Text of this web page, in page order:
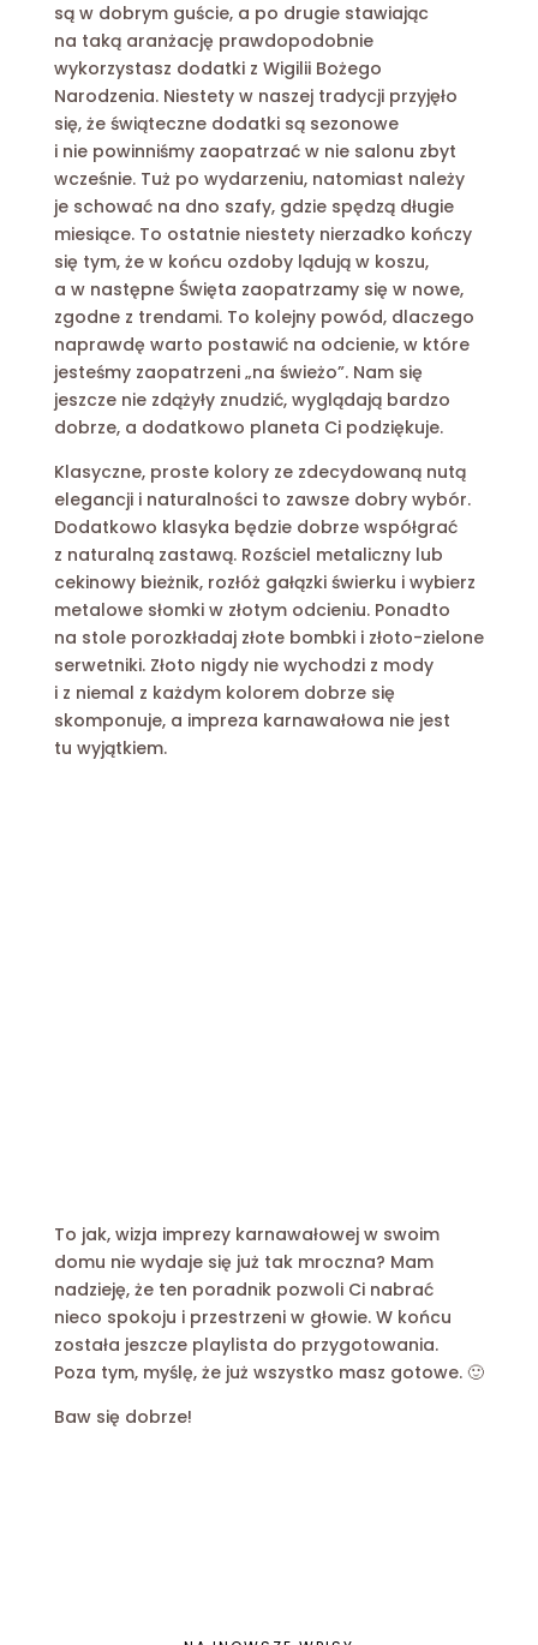
są w dobrym guście, a po drugie stawiając
na taką aranżację prawdopodobnie
wykorzystasz dodatki z Wigilii Bożego
Narodzenia. Niestety w naszej tradycji przyjęło
się, że świąteczne dodatki są sezonowe
i nie powinniśmy zaopatrzać w nie salonu zbyt
wcześnie. Tuż po wydarzeniu, natomiast należy
je schować na dno szafy, gdzie spędzą długie
miesiące. To ostatnie niestety nierzadko kończy
się tym, że w końcu ozdoby lądują w koszu,
a w następne Święta zaopatrzamy się w nowe,
zgodne z trendami. To kolejny powód, dlaczego
naprawdę warto postawić na odcienie, w które
jesteśmy zaopatrzeni „na świeżo”. Nam się
jeszcze nie zdążyły znudzić, wyglądają bardzo
dobrze, a dodatkowo planeta Ci podziękuje.
Klasyczne, proste kolory ze zdecydowaną nutą
elegancji i naturalności to zawsze dobry wybór.
Dodatkowo klasyka będzie dobrze współgrać
z naturalną zastawą. Rozściel metaliczny lub
cekinowy bieżnik, rozłóż gałązki świerku i wybierz
metalowe słomki w złotym odcieniu. Ponadto
na stole porozkładaj złote bombki i złoto-zielone
serwetniki. Złoto nigdy nie wychodzi z mody
i z niemal z każdym kolorem dobrze się
skomponuje, a impreza karnawałowa nie jest
tu wyjątkiem.
To jak, wizja imprezy karnawałowej w swoim
domu nie wydaje się już tak mroczna? Mam
nadzieję, że ten poradnik pozwoli Ci nabrać
nieco spokoju i przestrzeni w głowie. W końcu
została jeszcze playlista do przygotowania.
Poza tym, myślę, że już wszystko masz gotowe. 🙂
Baw się dobrze!